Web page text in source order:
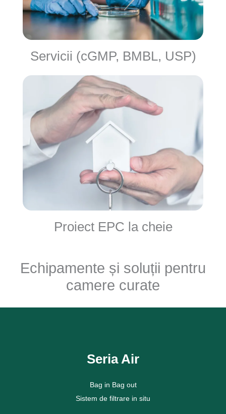
Servicii (cGMP, BMBL, USP)
Proiect EPC la cheie
Echipamente și soluții pentru
camere curate
Seria Air
Bag in Bag out
Sistem de filtrare in situ